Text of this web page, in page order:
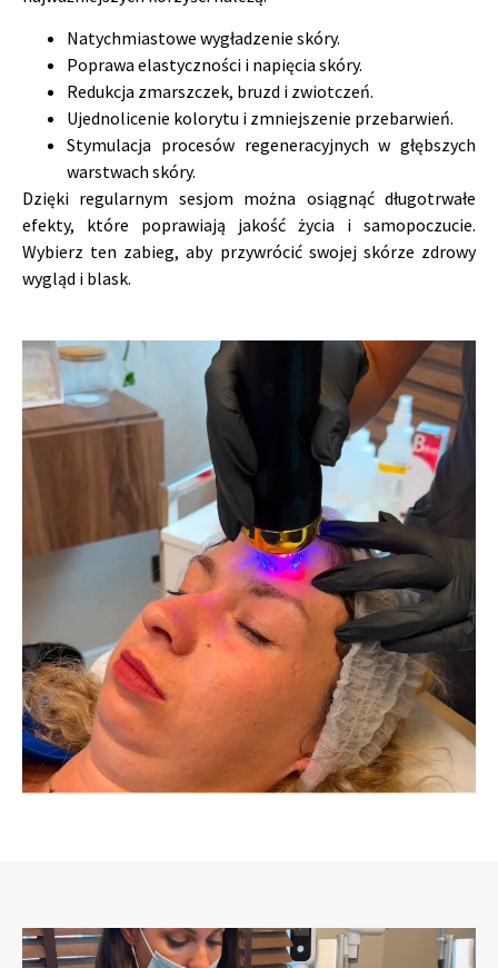
Natychmiastowe wygładzenie skóry.
Poprawa elastyczności i napięcia skóry.
Redukcja zmarszczek, bruzd i zwiotczeń.
Ujednolicenie kolorytu i zmniejszenie przebarwień.
Stymulacja procesów regeneracyjnych w głębszych
warstwach skóry.
Dzięki regularnym sesjom można osiągnąć długotrwałe
efekty, które poprawiają jakość życia i samopoczucie.
Wybierz ten zabieg, aby przywrócić swojej skórze zdrowy
wygląd i blask.